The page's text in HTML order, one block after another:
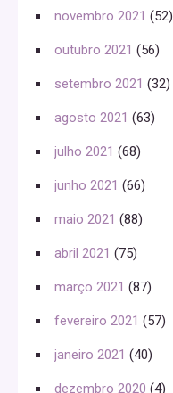
novembro 2021 (52)
outubro 2021 (56)
setembro 2021 (32)
agosto 2021 (63)
julho 2021 (68)
junho 2021 (66)
maio 2021 (88)
abril 2021 (75)
março 2021 (87)
fevereiro 2021 (57)
janeiro 2021 (40)
dezembro 2020 (4)